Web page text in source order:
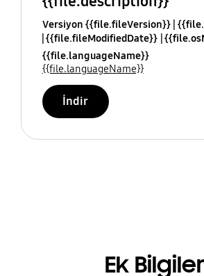
Versiyon {{file.fileVersion}}
{{file.fileModifiedDate}}
{{file.languageName}}
{{file.languageName}}
İndir
Ek